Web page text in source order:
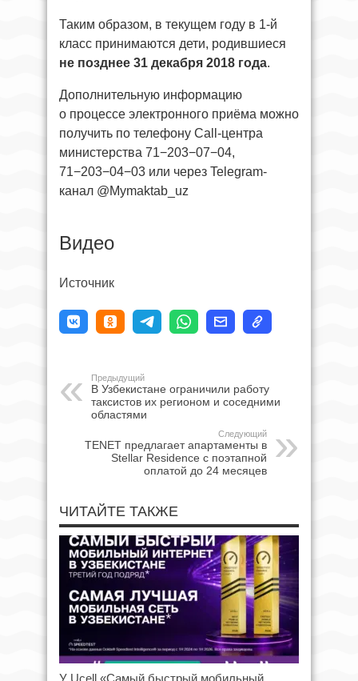
Таким образом, в текущем году в 1-й
класс принимаются дети, родившиеся
не позднее 31 декабря 2018 года.
Дополнительную информацию
о процессе электронного приёма можно
получить по телефону Call-центра
министерства 71−203−07−04,
71−203−04−03 или через Telegram-
канал @Mymaktab_uz
Видео
Источник
Предыдущий
В Узбекистане ограничили работу
таксистов их регионом и соседними
областями
Следующий
TENET предлагает апартаменты в
Stellar Residence с поэтапной
оплатой до 24 месяцев
ЧИТАЙТЕ ТАКЖЕ
У Ucell «Самый быстрый мобильный